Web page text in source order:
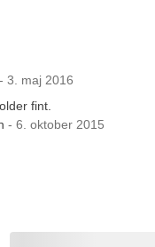
- 3. maj 2016
fint.
stjärnor
- 6. oktober 2015